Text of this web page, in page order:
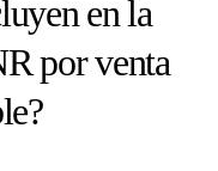
en la
por venta